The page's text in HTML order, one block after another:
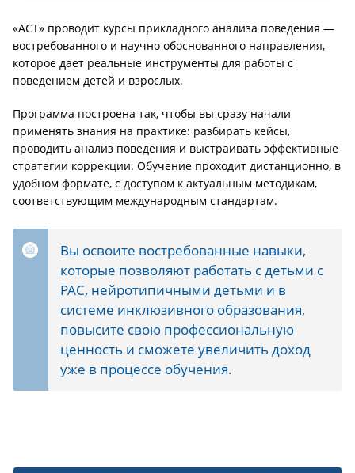
«АСТ» проводит курсы прикладного анализа поведения —
востребованного и научно обоснованного направления,
которое дает реальные инструменты для работы с
поведением детей и взрослых.
Программа построена так, чтобы вы сразу начали
применять знания на практике: разбирать кейсы,
проводить анализ поведения и выстраивать эффективные
стратегии коррекции. Обучение проходит дистанционно, в
удобном формате, с доступом к актуальным методикам,
соответствующим международным стандартам.
Вы освоите востребованные навыки,
которые позволяют работать с детьми с
РАС, нейротипичными детьми и в
системе инклюзивного образования,
повысите свою профессиональную
ценность и сможете увеличить доход
уже в процессе обучения.